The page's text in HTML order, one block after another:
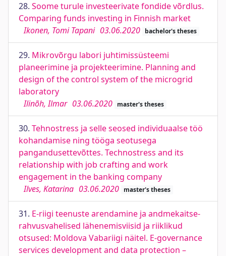
28. Soome turule investeerivate fondide võrdlus.
Comparing funds investing in Finnish market
Ikonen, Tomi Tapani 03.06.2020 bachelor's theses
29. Mikrovõrgu labori juhtimissüsteemi
planeerimine ja projekteerimine. Planning and
design of the control system of the microgrid
laboratory
Ilinõh, Ilmar 03.06.2020 master's theses
30. Tehnostress ja selle seosed individuaalse töö
kohandamise ning tööga seotusega
pangandusettevõttes. Technostress and its
relationship with job crafting and work
engagement in the banking company
Ilves, Katarina 03.06.2020 master's theses
31. E-riigi teenuste arendamine ja andmekaitse-
rahvusvahelised lähenemisviisid ja riiklikud
otsused: Moldova Vabariigi näitel. E-governance
services development and data protection –